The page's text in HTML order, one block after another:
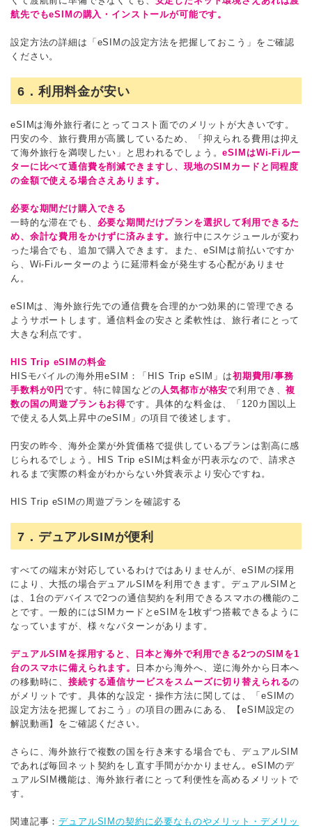
航先でもeSIMの購入・インストールが可能です。
設定方法の詳細は「eSIMの設定方法を把握しておこう」をご確認
ください。
6．利用料金が安い
eSIMは海外旅行者にとってコスト面でのメリットが大きいです。
円安の今、旅行費用が高騰しているため、「抑えられる費用は抑え
て海外旅行を満喫したい」と思われるでしょう。eSIMはWi-Fiルー
ターに比べて通信費を削減できますし、現地のSIMカードと同程度
の金額で使える場合さえあります。
必要な期間だけ購入できる
一時的な滞在でも、 必要な期間だけプランを選択して利用できるた
め、余計な費用をかけずに済みます。旅行中にスケジュールが変わ
った場合でも、追加で購入できます。また、eSIMは前払いですか
ら、Wi-Fiルーターのように延滞料金が発生する心配がありませ
ん。
eSIMは、海外旅行先での通信費を合理的かつ効果的に管理できる
ようサポートします。通信料金の安さと柔軟性は、旅行者にとって
大きな利点です。
HIS Trip eSIMの料金
HISモバイルの海外用eSIM：「HIS Trip eSIM」は初期費用/事務
手数料が0円です。特に韓国などの 人気都市が格安で利用でき、複
数の国の周遊プランもお得です。具体的な料金は、「120カ国以上
で使える人気上昇中のeSIM」の項目で後述します。
円安の昨今、海外企業が外貨価格で提供しているプランは割高に感
じられるでしょう。HIS Trip eSIMは料金が円表示なので、請求さ
れるまで実際の料金がわからない外貨表示より安心ですね。
HIS Trip eSIMの周遊プランを確認する
7．デュアルSIMが便利
すべての端末が対応しているわけではありませんが、eSIMの採用
により、大抵の場合デュアルSIMを利用できます。デュアルSIMと
は、1台のデバイスで2つの通信契約を利用できるスマホの機能のこ
とです。一般的にはSIMカードとeSIMを1枚ずつ搭載できるように
なっていますが、様々なパターンがあります。
デュアルSIMを採用すると、日本と海外で利用できる2つのSIMを1
台のスマホに備えられます。
日本から海外へ、逆に海外から日本へ
の移動時に、接続する通信サービスをスムーズに切り替えられるの
がメリットです。具体的な設定・操作方法に関しては、「eSIMの
設定方法を把握しておこう」の項目の囲みにある、【eSIM設定の
解説動画】をご確認ください。
さらに、海外旅行で複数の国を行き来する場合でも、デュアルSIM
であれば毎回ネット契約をし直す手間がかかりません。eSIMのデ
ュアルSIM機能は、海外旅行者にとって利便性を高めるメリットで
す。
関連記事：デュアルSIMの契約に必要なものやメリット・デメリッ